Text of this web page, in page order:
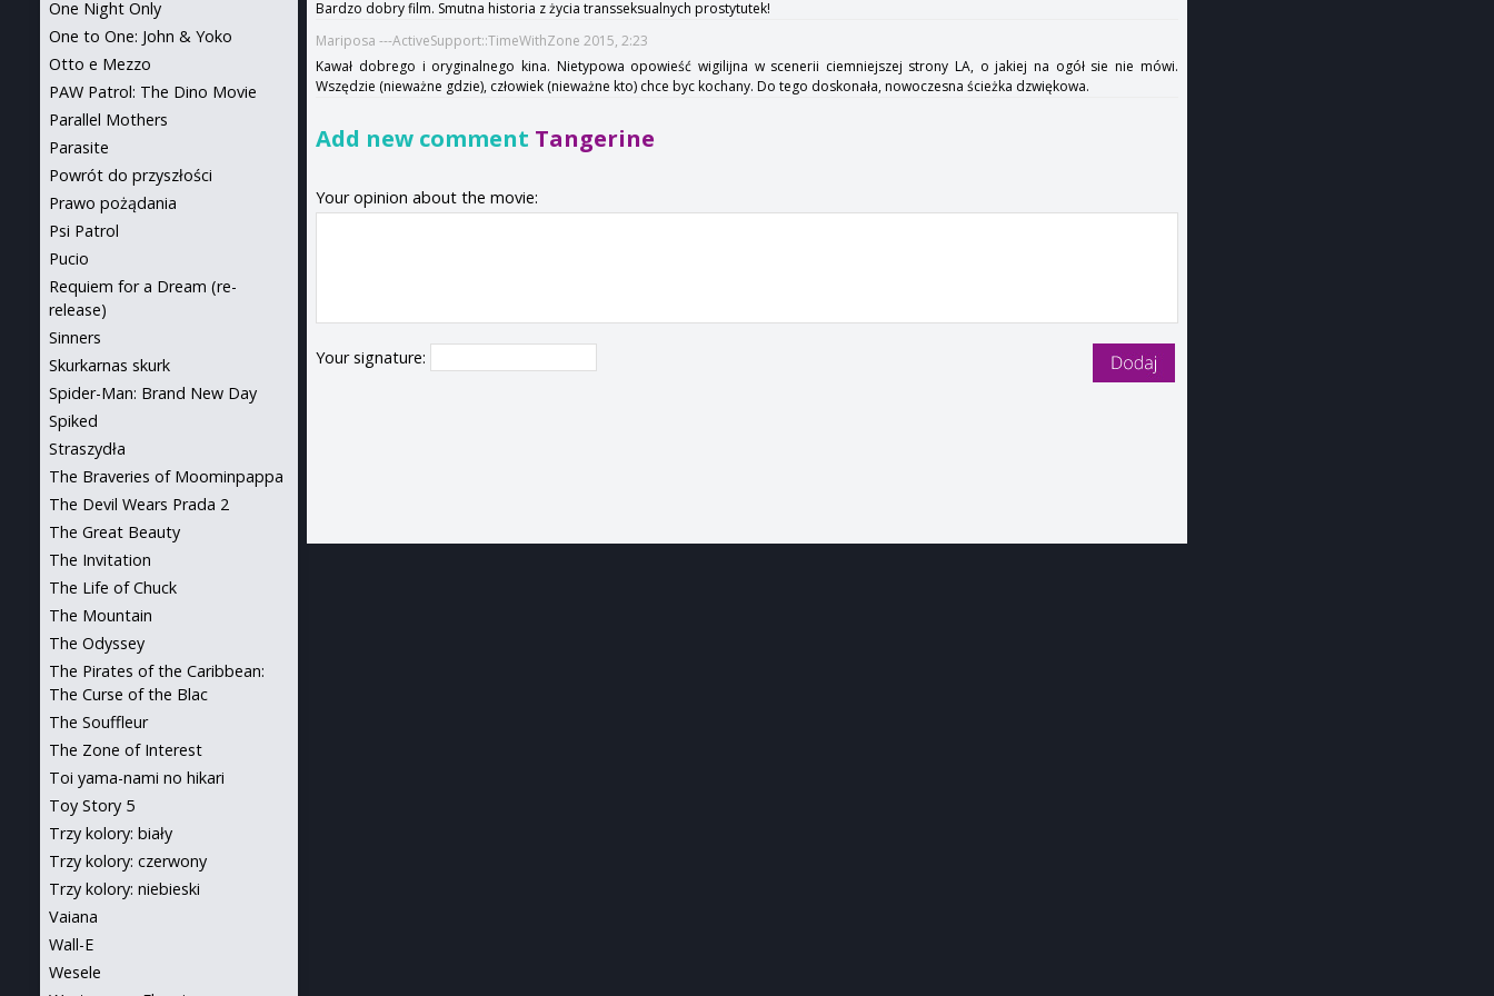
Bardzo dobry film. Smutna historia z życia transseksualnych prostytutek!
Mariposa ---ActiveSupport::TimeWithZone 2015, 2:23
Kawał dobrego i oryginalnego kina. Nietypowa opowieść wigilijna w scenerii ciemniejszej strony LA, o jakiej na ogół sie nie mówi.
Wszędzie (nieważne gdzie), człowiek (nieważne kto) chce byc kochany. Do tego doskonała, nowoczesna ścieżka dzwiękowa.
Add new comment Tangerine
Your opinion about the movie:
Your signature:
One Night Only
One to One: John & Yoko
Otto e Mezzo
PAW Patrol: The Dino Movie
Parallel Mothers
Parasite
Powrót do przyszłości
Prawo pożądania
Psi Patrol
Pucio
Requiem for a Dream (re-
release)
Sinners
Skurkarnas skurk
Spider-Man: Brand New Day
Spiked
Straszydła
The Braveries of Moominpappa
The Devil Wears Prada 2
The Great Beauty
The Invitation
The Life of Chuck
The Mountain
The Odyssey
The Pirates of the Caribbean:
The Curse of the Blac
The Souffleur
The Zone of Interest
Toi yama-nami no hikari
Toy Story 5
Trzy kolory: biały
Trzy kolory: czerwony
Trzy kolory: niebieski
Vaiana
Wall-E
Wesele